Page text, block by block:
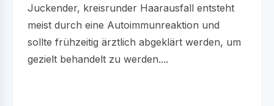
Juckender, kreisrunder Haarausfall entsteht
meist durch eine Autoimmunreaktion und
sollte frühzeitig ärztlich abgeklärt werden, um
gezielt behandelt zu werden....